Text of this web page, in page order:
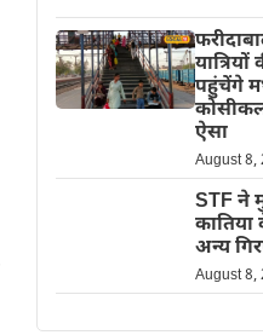
पहुंचेंगे
ऐसा
August 8,
STF ने
कातिया
अन्य
August 8,